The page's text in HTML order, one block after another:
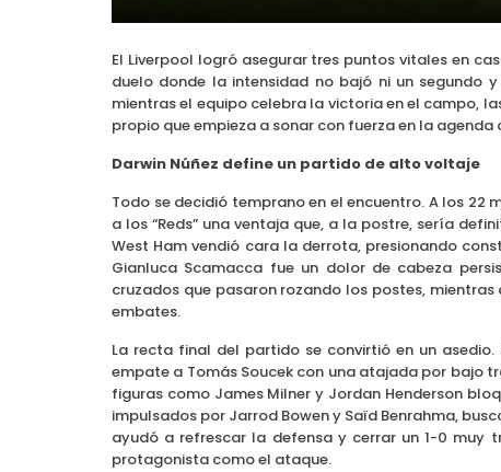
El Liverpool logró asegurar tres puntos vitales en
duelo donde la intensidad no bajó ni un segundo
mientras el equipo celebra la victoria en el campo,
propio que empieza a sonar con fuerza en la agenda
Darwin Núñez define un partido de alto voltaje
Todo se decidió temprano en el encuentro. A los 22
a los “Reds” una ventaja que, a la postre, sería
West Ham vendió cara la derrota, presionando
Gianluca Scamacca fue un dolor de cabeza
cruzados que pasaron rozando los postes,
embates.
La recta final del partido se convirtió en un
empate a Tomás Soucek con una atajada por bajo
figuras como James Milner y Jordan Henderson
impulsados por Jarrod Bowen y Saïd Benrahma,
ayudó a refrescar la defensa y cerrar un 1-0
protagonista como el ataque.